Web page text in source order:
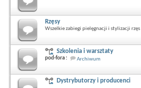
Rzęsy
Wszelkie zabiegi pielęgnacji i stylizacji rzęs
Szkolenia i warsztaty
pod-fora : Archiwum
Dystrybutorzy i producenci